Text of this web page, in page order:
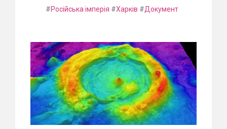
#Російська імперія #Харків #Документ